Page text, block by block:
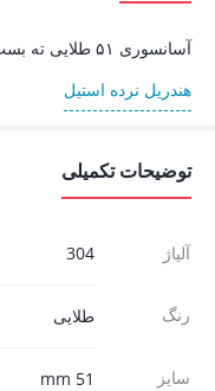
آسانسوری ۵۱ طلایی ته بست
هندریل نرده استیل
توضیحات تکمیلی
آلیاژ 304
رنگ طلایی
سایز 51 mm